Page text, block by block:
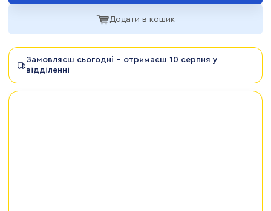
Додати в кошик
Замовляєш сьогодні - отримаєш 10 серпня у
відділенні